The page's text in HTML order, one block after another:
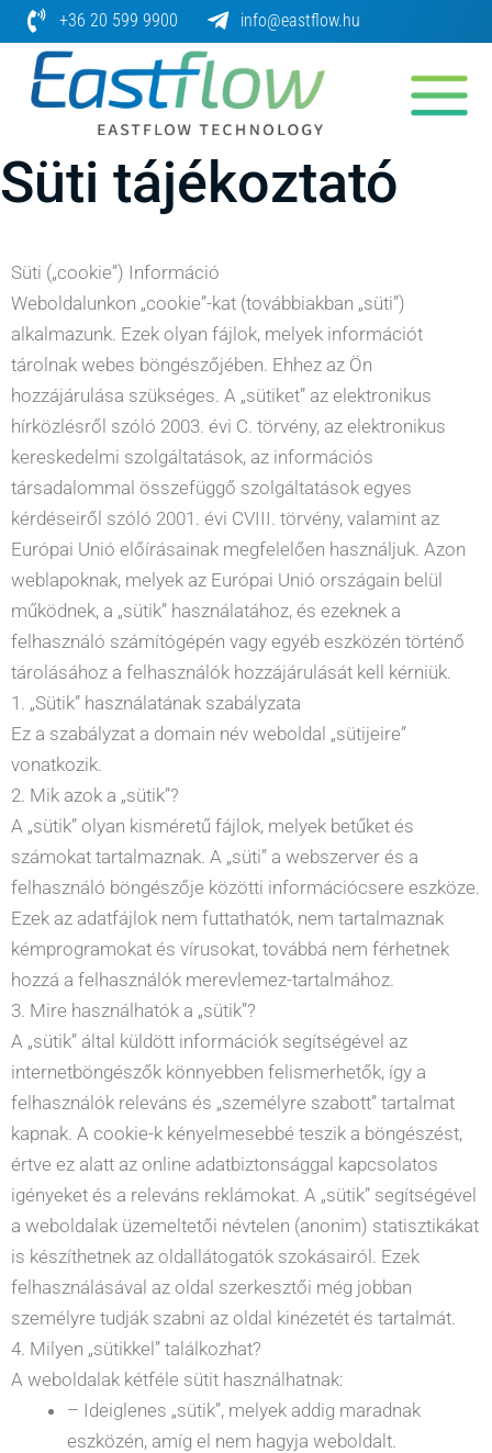
Skip
to
content
+36 20 599 9900 info@eastflow.hu
Süti tájékoztató
Süti („cookie”) Információ
Weboldalunkon „cookie”-kat (továbbiakban „süti”)
alkalmazunk. Ezek olyan fájlok, melyek információt
tárolnak webes böngészőjében. Ehhez az Ön
hozzájárulása szükséges. A „sütiket” az elektronikus
hírközlésről szóló 2003. évi C. törvény, az elektronikus
kereskedelmi szolgáltatások, az információs
társadalommal összefüggő szolgáltatások egyes
kérdéseiről szóló 2001. évi CVIII. törvény, valamint az
Európai Unió előírásainak megfelelően használjuk. Azon
weblapoknak, melyek az Európai Unió országain belül
működnek, a „sütik” használatához, és ezeknek a
felhasználó számítógépén vagy egyéb eszközén történő
tárolásához a felhasználók hozzájárulását kell kérniük.
1. „Sütik” használatának szabályzata
Ez a szabályzat a domain név weboldal „sütijeire”
vonatkozik.
2. Mik azok a „sütik”?
A „sütik” olyan kisméretű fájlok, melyek betűket és
számokat tartalmaznak. A „süti” a webszerver és a
felhasználó böngészője közötti információcsere eszköze.
Ezek az adatfájlok nem futtathatók, nem tartalmaznak
kémprogramokat és vírusokat, továbbá nem férhetnek
hozzá a felhasználók merevlemez-tartalmához.
3. Mire használhatók a „sütik”?
A „sütik” által küldött információk segítségével az
internetböngészők könnyebben felismerhetők, így a
felhasználók releváns és „személyre szabott” tartalmat
kapnak. A cookie-k kényelmesebbé teszik a böngészést,
értve ez alatt az online adatbiztonsággal kapcsolatos
igényeket és a releváns reklámokat. A „sütik” segítségével
a weboldalak üzemeltetői névtelen (anonim) statisztikákat
is készíthetnek az oldallátogatók szokásairól. Ezek
felhasználásával az oldal szerkesztői még jobban
személyre tudják szabni az oldal kinézetét és tartalmát.
4. Milyen „sütikkel” találkozhat?
A weboldalak kétféle sütit használhatnak:
– Ideiglenes „sütik”, melyek addig maradnak
eszközén, amíg el nem hagyja weboldalt.